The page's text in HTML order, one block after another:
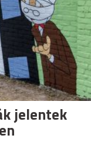
jelentek